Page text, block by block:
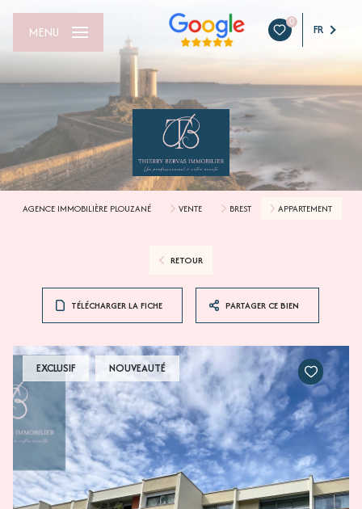
0
FR
MENU
AGENCE IMMOBILIÈRE PLOUZANÉ VENTE BREST APPARTEMENT
RETOUR
TÉLÉCHARGER LA FICHE PARTAGER CE BIEN
EXCLUSIF NOUVEAUTÉ